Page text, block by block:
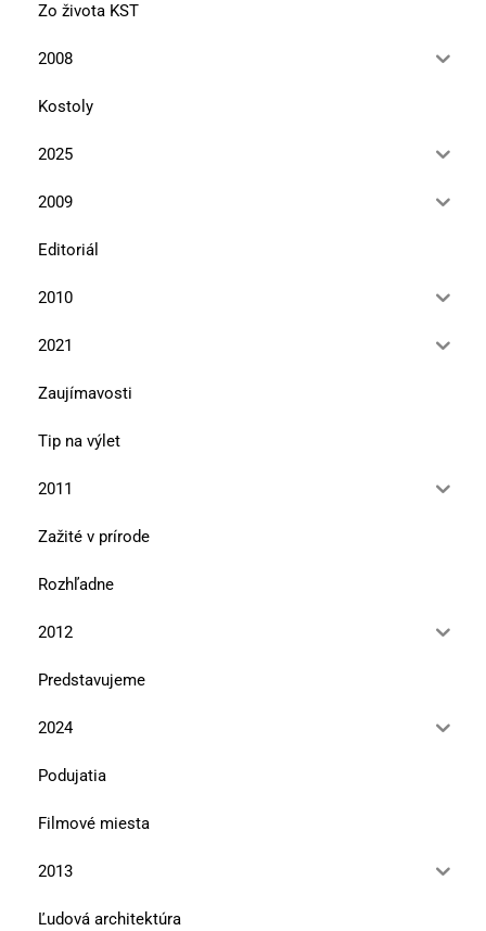
Zo života KST
2008
Kostoly
2025
2009
Editoriál
2010
2021
Zaujímavosti
Tip na výlet
2011
Zažité v prírode
Rozhľadne
2012
Predstavujeme
2024
Podujatia
Filmové miesta
2013
Ľudová architektúra